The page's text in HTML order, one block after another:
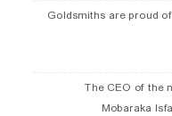
Goldsmiths are proud
The CEO of the
Mobaraka